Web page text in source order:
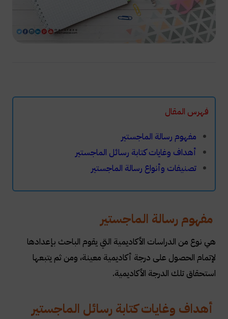
فهرس المقال
مفهوم رسالة الماجستير
أهداف وغايات كتابة رسائل الماجستير
تصنيفات وأنواع رسالة الماجستير
مفهوم رسالة الماجستير
هي نوع من الدراسات الأكاديمية التي يقوم الباحث بإعدادها
لإتمام الحصول على درجة أكاديمية معينة، ومن ثم يتبعها
استحقاق تلك الدرجة الأكاديمية.
أهداف وغايات كتابة رسائل الماجستير